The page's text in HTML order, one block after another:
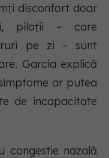
disconfort doar
piloții – care
pe zi – sunt
García explică
ar putea
de incapacitate
congestie nazală